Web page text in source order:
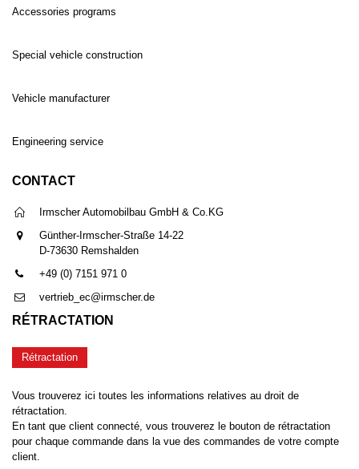
Accessories programs
Special vehicle construction
Vehicle manufacturer
Engineering service
CONTACT
Irmscher Automobilbau GmbH & Co.KG
Günther-Irmscher-Straße 14-22
D-73630 Remshalden
+49 (0) 7151 971 0
vertrieb_ec@irmscher.de
RÉTRACTATION
Rétractation
Vous trouverez ici toutes les informations relatives au droit de
rétractation.
En tant que client connecté, vous trouverez le bouton de rétractation
pour chaque commande dans la vue des commandes de votre compte
client.